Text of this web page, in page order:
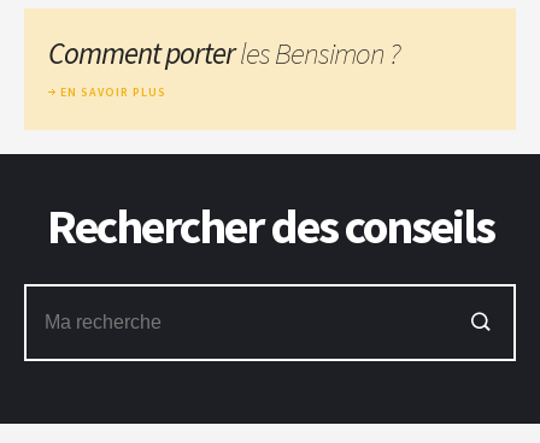
Comment porterles Bensimon ?
EN SAVOIR PLUS
Rechercher des conseils